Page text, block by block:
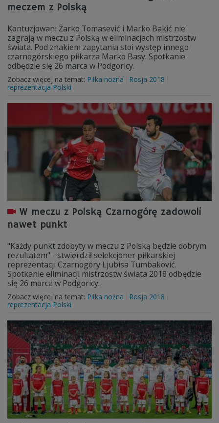
meczem z Polską
Kontuzjowani Żarko Tomasević i Marko Bakić nie
zagrają w meczu z Polską w eliminacjach mistrzostw
świata. Pod znakiem zapytania stoi występ innego
czarnogórskiego piłkarza Marko Basy. Spotkanie
odbędzie się 26 marca w Podgoricy.
Zobacz więcej na temat: Piłka nożna
Rosja 2018
reprezentacja Polski
W meczu z Polską Czarnogórę zadowoli
nawet punkt
"Każdy punkt zdobyty w meczu z Polską będzie dobrym
rezultatem" - stwierdził selekcjoner piłkarskiej
reprezentacji Czarnogóry Ljubisa Tumbaković.
Spotkanie eliminacji mistrzostw świata 2018 odbędzie
się 26 marca w Podgoricy.
Zobacz więcej na temat: Piłka nożna
Rosja 2018
reprezentacja Polski